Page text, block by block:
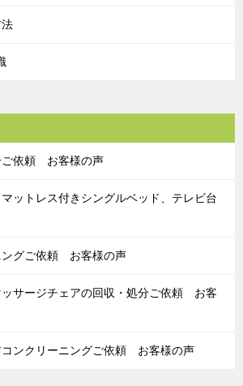
ご依頼 お客様の声
マットレス付きシングルベッド、テレビ台
ングご依頼 お客様の声
ッサージチェアの回収・処分ご依頼 お客
コンクリーニングご依頼 お客様の声